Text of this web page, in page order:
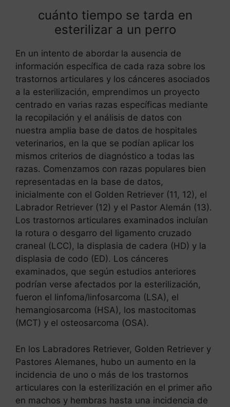
cuánto tiempo se tarda en
esterilizar a un perro
En un intento de abordar la ausencia de
información específica de cada raza sobre los
trastornos articulares y los cánceres asociados
a la esterilización, emprendimos un proyecto
centrado en varias razas específicas mediante
la recopilación y el análisis de datos con
nuestra amplia base de datos de hospitales
veterinarios, en la que se podían aplicar los
mismos criterios de diagnóstico a todas las
razas. Comenzamos con razas populares bien
representadas en la base de datos,
inicialmente con el Golden Retriever (11, 12), el
Labrador Retriever (12) y el Pastor Alemán (13).
Los trastornos articulares examinados incluían
la rotura o desgarro del ligamento cruzado
craneal (LCC), la displasia de cadera (HD) y la
displasia de codo (ED). Los cánceres
examinados, que según estudios anteriores
podrían verse afectados por la esterilización,
fueron el linfoma/linfosarcoma (LSA), el
hemangiosarcoma (HSA), los mastocitomas
(MCT) y el osteosarcoma (OSA).
En los Labradores Retriever, Golden Retriever y
Pastores Alemanes, hubo un aumento en la
incidencia de uno o más de los trastornos
articulares con la esterilización en el primer año
en machos y hembras hasta una incidencia de